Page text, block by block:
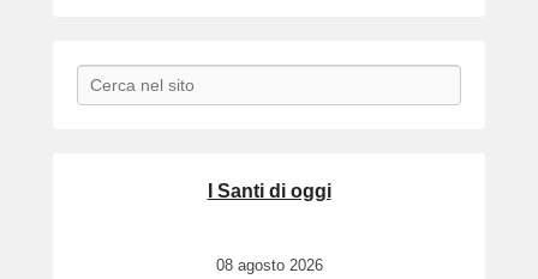
Search
I Santi di oggi
08 agosto 2026